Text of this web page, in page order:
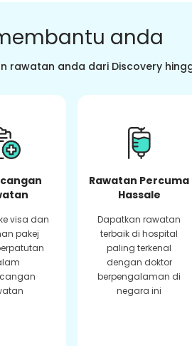
anda
rawatan anda dari Discovery
visa dan
pakej
Rawatan Percuma
Hassale
Dapatkan rawatan
terbaik di hospital
paling terkenal
dengan doktor
berpengalaman di
negara ini